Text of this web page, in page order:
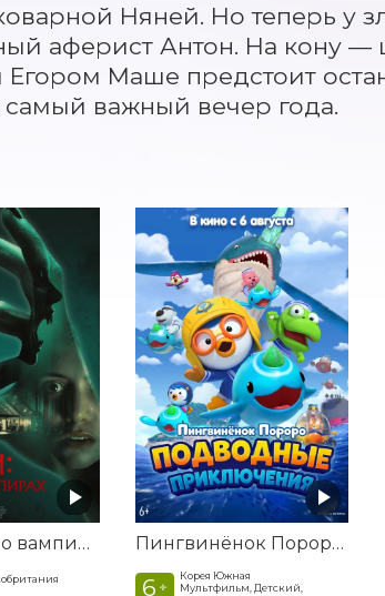
Няней. Но теперь у
аферист Антон. На кону —
Маше предстоит
важный вечер года.
Корни: Сага о вампирах Пингвинёнок Пороро: Подводные приключения
6 +
Корея Южная
Мультфильм, Детский,